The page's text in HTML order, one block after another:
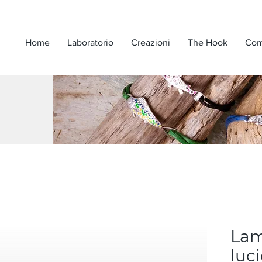
Home Laboratorio Creazioni The Hook